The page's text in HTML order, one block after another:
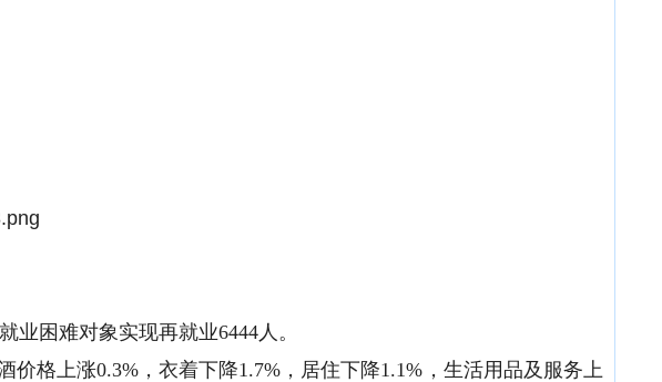
就业困难对象实现再就业6444人。
价格上涨0.3%，衣着下降1.7%，居住下降1.1%，生活用品及服务上